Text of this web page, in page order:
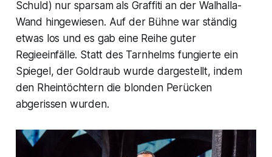
Schuld) nur sparsam als Graffiti an der Walhalla-
Wand hingewiesen. Auf der Bühne war ständig
etwas los und es gab eine Reihe guter
Regieeinfälle. Statt des Tarnhelms fungierte ein
Spiegel, der Goldraub wurde dargestellt, indem
den Rheintöchtern die blonden Perücken
abgerissen wurden.